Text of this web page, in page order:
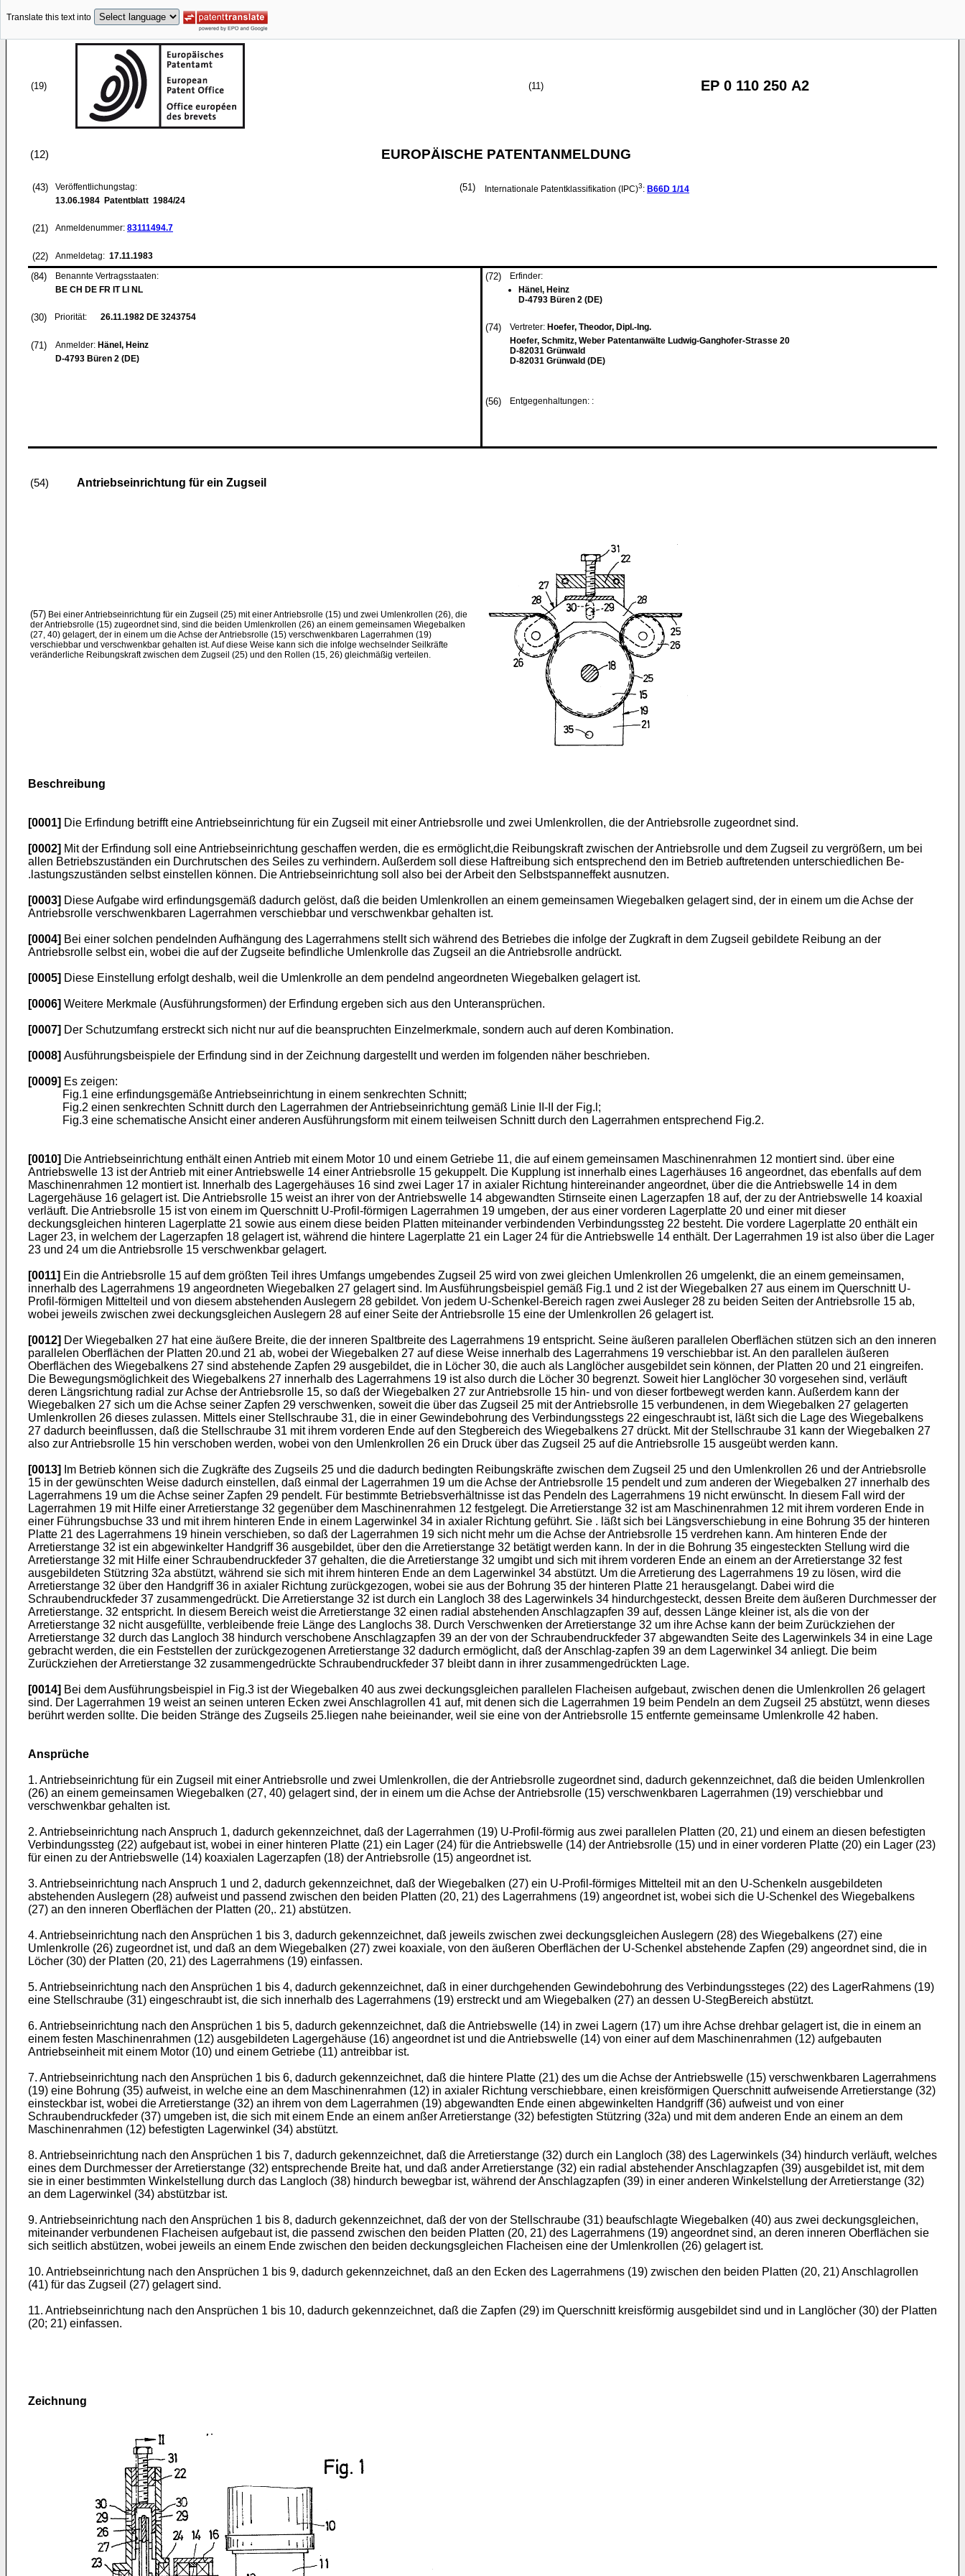
Translate this text into
(19) (11) EP 0 110 250 A2
(12) EUROPÄISCHE PATENTANMELDUNG
(43)
Veröffentlichungstag:
13.06.1984 Patentblatt 1984/24
(21) Anmeldenummer: 83111494.7
(22) Anmeldetag: 17.11.1983
(51) Internationale Patentklassifikation (IPC)3: B66D 1/14
(84)
Benannte Vertragsstaaten:
BE CH DE FR IT LI NL
(30) Priorität: 26.11.1982 DE 3243754
(71) Anmelder: Hänel, Heinz
D-4793 Büren 2 (DE)
(72)
Erfinder:
Hänel, Heinz
D-4793 Büren 2 (DE)
(74) Vertreter: Hoefer, Theodor, Dipl.-Ing.
Hoefer, Schmitz, Weber Patentanwälte Ludwig-Ganghofer-Strasse 20
D-82031 Grünwald
D-82031 Grünwald (DE)
(56) Entgegenhaltungen: :
(54) Antriebseinrichtung für ein Zugseil
(57) Bei einer Antriebseinrichtung für ein Zugseil (25) mit einer Antriebsrolle (15) und zwei Umlenkrollen (26), die
der Antriebsrolle (15) zugeordnet sind, sind die beiden Umlenkrollen (26) an einem gemeinsamen Wiegebalken
(27, 40) gelagert, der in einem um die Achse der Antriebsrolle (15) verschwenkbaren Lagerrahmen (19)
verschiebbar und verschwenkbar gehalten ist. Auf diese Weise kann sich die infolge wechselnder Seilkräfte
veränderliche Reibungskraft zwischen dem Zugseil (25) und den Rollen (15, 26) gleichmäßig verteilen.
Beschreibung
[0001] Die Erfindung betrifft eine Antriebseinrichtung für ein Zugseil mit einer Antriebsrolle und zwei Umlenkrollen, die der Antriebsrolle zugeordnet sind.
[0002] Mit der Erfindung soll eine Antriebseinrichtung geschaffen werden, die es ermöglicht,die Reibungskraft zwischen der Antriebsrolle und dem Zugseil zu vergrößern, um bei
allen Betriebszuständen ein Durchrutschen des Seiles zu verhindern. Außerdem soll diese Haftreibung sich entsprechend den im Betrieb auftretenden unterschiedlichen Be-
.lastungszuständen selbst einstellen können. Die Antriebseinrichtung soll also bei der Arbeit den Selbstspanneffekt ausnutzen.
[0003] Diese Aufgabe wird erfindungsgemäß dadurch gelöst, daß die beiden Umlenkrollen an einem gemeinsamen Wiegebalken gelagert sind, der in einem um die Achse der
Antriebsrolle verschwenkbaren Lagerrahmen verschiebbar und verschwenkbar gehalten ist.
[0004] Bei einer solchen pendelnden Aufhängung des Lagerrahmens stellt sich während des Betriebes die infolge der Zugkraft in dem Zugseil gebildete Reibung an der
Antriebsrolle selbst ein, wobei die auf der Zugseite befindliche Umlenkrolle das Zugseil an die Antriebsrolle andrückt.
[0005] Diese Einstellung erfolgt deshalb, weil die Umlenkrolle an dem pendelnd angeordneten Wiegebalken gelagert ist.
[0006] Weitere Merkmale (Ausführungsformen) der Erfindung ergeben sich aus den Unteransprüchen.
[0007] Der Schutzumfang erstreckt sich nicht nur auf die beanspruchten Einzelmerkmale, sondern auch auf deren Kombination.
[0008] Ausführungsbeispiele der Erfindung sind in der Zeichnung dargestellt und werden im folgenden näher beschrieben.
[0009] Es zeigen:
Fig.1 eine erfindungsgemäße Antriebseinrichtung in einem senkrechten Schnitt;
Fig.2 einen senkrechten Schnitt durch den Lagerrahmen der Antriebseinrichtung gemäß Linie II-II der Fig.l;
Fig.3 eine schematische Ansicht einer anderen Ausführungsform mit einem teilweisen Schnitt durch den Lagerrahmen entsprechend Fig.2.
[0010] Die Antriebseinrichtung enthält einen Antrieb mit einem Motor 10 und einem Getriebe 11, die auf einem gemeinsamen Maschinenrahmen 12 montiert sind. über eine
Antriebswelle 13 ist der Antrieb mit einer Antriebswelle 14 einer Antriebsrolle 15 gekuppelt. Die Kupplung ist innerhalb eines Lagerhäuses 16 angeordnet, das ebenfalls auf dem
Maschinenrahmen 12 montiert ist. Innerhalb des Lagergehäuses 16 sind zwei Lager 17 in axialer Richtung hintereinander angeordnet, über die die Antriebswelle 14 in dem
Lagergehäuse 16 gelagert ist. Die Antriebsrolle 15 weist an ihrer von der Antriebswelle 14 abgewandten Stirnseite einen Lagerzapfen 18 auf, der zu der Antriebswelle 14 koaxial
verläuft. Die Antriebsrolle 15 ist von einem im Querschnitt U-Profil-förmigen Lagerrahmen 19 umgeben, der aus einer vorderen Lagerplatte 20 und einer mit dieser
deckungsgleichen hinteren Lagerplatte 21 sowie aus einem diese beiden Platten miteinander verbindenden Verbindungssteg 22 besteht. Die vordere Lagerplatte 20 enthält ein
Lager 23, in welchem der Lagerzapfen 18 gelagert ist, während die hintere Lagerplatte 21 ein Lager 24 für die Antriebswelle 14 enthält. Der Lagerrahmen 19 ist also über die Lager
23 und 24 um die Antriebsrolle 15 verschwenkbar gelagert.
[0011] Ein die Antriebsrolle 15 auf dem größten Teil ihres Umfangs umgebendes Zugseil 25 wird von zwei gleichen Umlenkrollen 26 umgelenkt, die an einem gemeinsamen,
innerhalb des Lagerrahmens 19 angeordneten Wiegebalken 27 gelagert sind. Im Ausführungsbeispiel gemäß Fig.1 und 2 ist der Wiegebalken 27 aus einem im Querschnitt U-
Profil-förmigen Mittelteil und von diesem abstehenden Auslegern 28 gebildet. Von jedem U-Schenkel-Bereich ragen zwei Ausleger 28 zu beiden Seiten der Antriebsrolle 15 ab,
wobei jeweils zwischen zwei deckungsgleichen Auslegern 28 auf einer Seite der Antriebsrolle 15 eine der Umlenkrollen 26 gelagert ist.
[0012] Der Wiegebalken 27 hat eine äußere Breite, die der inneren Spaltbreite des Lagerrahmens 19 entspricht. Seine äußeren parallelen Oberflächen stützen sich an den inneren
parallelen Oberflächen der Platten 20.und 21 ab, wobei der Wiegebalken 27 auf diese Weise innerhalb des Lagerrahmens 19 verschiebbar ist. An den parallelen äußeren
Oberflächen des Wiegebalkens 27 sind abstehende Zapfen 29 ausgebildet, die in Löcher 30, die auch als Langlöcher ausgebildet sein können, der Platten 20 und 21 eingreifen.
Die Bewegungsmöglichkeit des Wiegebalkens 27 innerhalb des Lagerrahmens 19 ist also durch die Löcher 30 begrenzt. Soweit hier Langlöcher 30 vorgesehen sind, verläuft
deren Längsrichtung radial zur Achse der Antriebsrolle 15, so daß der Wiegebalken 27 zur Antriebsrolle 15 hin- und von dieser fortbewegt werden kann. Außerdem kann der
Wiegebalken 27 sich um die Achse seiner Zapfen 29 verschwenken, soweit die über das Zugseil 25 mit der Antriebsrolle 15 verbundenen, in dem Wiegebalken 27 gelagerten
Umlenkrollen 26 dieses zulassen. Mittels einer Stellschraube 31, die in einer Gewindebohrung des Verbindungsstegs 22 eingeschraubt ist, läßt sich die Lage des Wiegebalkens
27 dadurch beeinflussen, daß die Stellschraube 31 mit ihrem vorderen Ende auf den Stegbereich des Wiegebalkens 27 drückt. Mit der Stellschraube 31 kann der Wiegebalken 27
also zur Antriebsrolle 15 hin verschoben werden, wobei von den Umlenkrollen 26 ein Druck über das Zugseil 25 auf die Antriebsrolle 15 ausgeübt werden kann.
[0013]
Im Betrieb können sich die Zugkräfte des Zugseils 25 und die dadurch bedingten Reibungskräfte zwischen dem Zugseil 25 und den Umlenkrollen 26 und der Antriebsrolle
15 in der gewünschten Weise dadurch einstellen, daß einmal der Lagerrahmen 19 um die Achse der Antriebsrolle 15 pendelt und zum anderen der Wiegebalken 27 innerhalb des
Lagerrahmens 19 um die Achse seiner Zapfen 29 pendelt. Für bestimmte Betriebsverhältnisse ist das Pendeln des Lagerrahmens 19 nicht erwünscht. In diesem Fall wird der
Lagerrahmen 19 mit Hilfe einer Arretierstange 32 gegenüber dem Maschinenrahmen 12 festgelegt. Die Arretierstange 32 ist am Maschinenrahmen 12 mit ihrem vorderen Ende in
einer Führungsbuchse 33 und mit ihrem hinteren Ende in einem Lagerwinkel 34 in axialer Richtung geführt. Sie . läßt sich bei Längsverschiebung in eine Bohrung 35 der hinteren
Platte 21 des Lagerrahmens 19 hinein verschieben, so daß der Lagerrahmen 19 sich nicht mehr um die Achse der Antriebsrolle 15 verdrehen kann. Am hinteren Ende der
Arretierstange 32 ist ein abgewinkelter Handgriff 36 ausgebildet, über den die Arretierstange 32 betätigt werden kann. In der in die Bohrung 35 eingesteckten Stellung wird die
Arretierstange 32 mit Hilfe einer Schraubendruckfeder 37 gehalten, die die Arretierstange 32 umgibt und sich mit ihrem vorderen Ende an einem an der Arretierstange 32 fest
ausgebildeten Stützring 32a abstützt, während sie sich mit ihrem hinteren Ende an dem Lagerwinkel 34 abstützt. Um die Arretierung des Lagerrahmens 19 zu lösen, wird die
Arretierstange 32 über den Handgriff 36 in axialer Richtung zurückgezogen, wobei sie aus der Bohrung 35 der hinteren Platte 21 herausgelangt. Dabei wird die
Schraubendruckfeder 37 zusammengedrückt. Die Arretierstange 32 ist durch ein Langloch 38 des Lagerwinkels 34 hindurchgesteckt, dessen Breite dem äußeren Durchmesser der
Arretierstange. 32 entspricht. In diesem Bereich weist die Arretierstange 32 einen radial abstehenden Anschlagzapfen 39 auf, dessen Länge kleiner ist, als die von der
Arretierstange 32 nicht ausgefüllte, verbleibende freie Länge des Langlochs 38. Durch Verschwenken der Arretierstange 32 um ihre Achse kann der beim Zurückziehen der
Arretierstange 32 durch das Langloch 38 hindurch verschobene Anschlagzapfen 39 an der von der Schraubendruckfeder 37 abgewandten Seite des Lagerwinkels 34 in eine Lage
gebracht werden, die ein Feststellen der zurückgezogenen Arretierstange 32 dadurch ermöglicht, daß der Anschlag-zapfen 39 an dem Lagerwinkel 34 anliegt. Die beim
Zurückziehen der Arretierstange 32 zusammengedrückte Schraubendruckfeder 37 bleibt dann in ihrer zusammengedrückten Lage.
[0014] Bei dem Ausführungsbeispiel in Fig.3 ist der Wiegebalken 40 aus zwei deckungsgleichen parallelen Flacheisen aufgebaut, zwischen denen die Umlenkrollen 26 gelagert
sind. Der Lagerrahmen 19 weist an seinen unteren Ecken zwei Anschlagrollen 41 auf, mit denen sich die Lagerrahmen 19 beim Pendeln an dem Zugseil 25 abstützt, wenn dieses
berührt werden sollte. Die beiden Stränge des Zugseils 25.liegen nahe beieinander, weil sie eine von der Antriebsrolle 15 entfernte gemeinsame Umlenkrolle 42 haben.
Ansprüche
1. Antriebseinrichtung für ein Zugseil mit einer Antriebsrolle und zwei Umlenkrollen, die der Antriebsrolle zugeordnet sind, dadurch gekennzeichnet, daß die beiden Umlenkrollen
(26) an einem gemeinsamen Wiegebalken (27, 40) gelagert sind, der in einem um die Achse der Antriebsrolle (15) verschwenkbaren Lagerrahmen (19) verschiebbar und
verschwenkbar gehalten ist.
2. Antriebseinrichtung nach Anspruch 1, dadurch gekennzeichnet, daß der Lagerrahmen (19) U-Profil-förmig aus zwei parallelen Platten (20, 21) und einem an diesen befestigten
Verbindungssteg (22) aufgebaut ist, wobei in einer hinteren Platte (21) ein Lager (24) für die Antriebswelle (14) der Antriebsrolle (15) und in einer vorderen Platte (20) ein Lager (23)
für einen zu der Antriebswelle (14) koaxialen Lagerzapfen (18) der Antriebsrolle (15) angeordnet ist.
3. Antriebseinrichtung nach Anspruch 1 und 2, dadurch gekennzeichnet, daß der Wiegebalken (27) ein U-Profil-förmiges Mittelteil mit an den U-Schenkeln ausgebildeten
abstehenden Auslegern (28) aufweist und passend zwischen den beiden Platten (20, 21) des Lagerrahmens (19) angeordnet ist, wobei sich die U-Schenkel des Wiegebalkens
(27) an den inneren Oberflächen der Platten (20,. 21) abstützen.
4. Antriebseinrichtung nach den Ansprüchen 1 bis 3, dadurch gekennzeichnet, daß jeweils zwischen zwei deckungsgleichen Auslegern (28) des Wiegebalkens (27) eine
Umlenkrolle (26) zugeordnet ist, und daß an dem Wiegebalken (27) zwei koaxiale, von den äußeren Oberflächen der U-Schenkel abstehende Zapfen (29) angeordnet sind, die in
Löcher (30) der Platten (20, 21) des Lagerrahmens (19) einfassen.
5. Antriebseinrichtung nach den Ansprüchen 1 bis 4, dadurch gekennzeichnet, daß in einer durchgehenden Gewindebohrung des Verbindungssteges (22) des LagerRahmens (19)
eine Stellschraube (31) eingeschraubt ist, die sich innerhalb des Lagerrahmens (19) erstreckt und am Wiegebalken (27) an dessen U-StegBereich abstützt.
6. Antriebseinrichtung nach den Ansprüchen 1 bis 5, dadurch gekennzeichnet, daß die Antriebswelle (14) in zwei Lagern (17) um ihre Achse drehbar gelagert ist, die in einem an
einem festen Maschinenrahmen (12) ausgebildeten Lagergehäuse (16) angeordnet ist und die Antriebswelle (14) von einer auf dem Maschinenrahmen (12) aufgebauten
Antriebseinheit mit einem Motor (10) und einem Getriebe (11) antreibbar ist.
7. Antriebseinrichtung nach den Ansprüchen 1 bis 6, dadurch gekennzeichnet, daß die hintere Platte (21) des um die Achse der Antriebswelle (15) verschwenkbaren Lagerrahmens
(19) eine Bohrung (35) aufweist, in welche eine an dem Maschinenrahmen (12) in axialer Richtung verschiebbare, einen kreisförmigen Querschnitt aufweisende Arretierstange (32)
einsteckbar ist, wobei die Arretierstange (32) an ihrem von dem Lagerrahmen (19) abgewandten Ende einen abgewinkelten Handgriff (36) aufweist und von einer
Schraubendruckfeder (37) umgeben ist, die sich mit einem Ende an einem anßer Arretierstange (32) befestigten Stützring (32a) und mit dem anderen Ende an einem an dem
Maschinenrahmen (12) befestigten Lagerwinkel (34) abstützt.
8. Antriebseinrichtung nach den Ansprüchen 1 bis 7, dadurch gekennzeichnet, daß die Arretierstange (32) durch ein Langloch (38) des Lagerwinkels (34) hindurch verläuft, welches
eines dem Durchmesser der Arretierstange (32) entsprechende Breite hat, und daß ander Arretierstange (32) ein radial abstehender Anschlagzapfen (39) ausgebildet ist, mit dem
sie in einer bestimmten Winkelstellung durch das Langloch (38) hindurch bewegbar ist, während der Anschlagzapfen (39) in einer anderen Winkelstellung der Arretierstange (32)
an dem Lagerwinkel (34) abstützbar ist.
9. Antriebseinrichtung nach den Ansprüchen 1 bis 8, dadurch gekennzeichnet, daß der von der Stellschraube (31) beaufschlagte Wiegebalken (40) aus zwei deckungsgleichen,
miteinander verbundenen Flacheisen aufgebaut ist, die passend zwischen den beiden Platten (20, 21) des Lagerrahmens (19) angeordnet sind, an deren inneren Oberflächen sie
sich seitlich abstützen, wobei jeweils an einem Ende zwischen den beiden deckungsgleichen Flacheisen eine der Umlenkrollen (26) gelagert ist.
10. Antriebseinrichtung nach den Ansprüchen 1 bis 9, dadurch gekennzeichnet, daß an den Ecken des Lagerrahmens (19) zwischen den beiden Platten (20, 21) Anschlagrollen
(41) für das Zugseil (27) gelagert sind.
11. Antriebseinrichtung nach den Ansprüchen 1 bis 10, dadurch gekennzeichnet, daß die Zapfen (29) im Querschnitt kreisförmig ausgebildet sind und in Langlöcher (30) der Platten
(20; 21) einfassen.
Zeichnung